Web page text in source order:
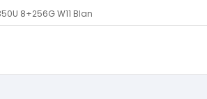
8+256G W11 Blan